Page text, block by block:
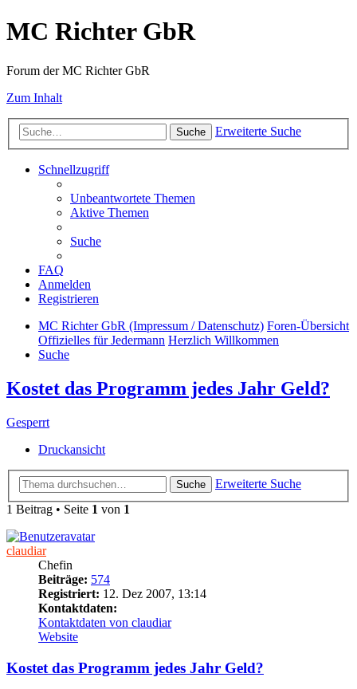
MC Richter GbR
Forum der MC Richter GbR
Zum Inhalt
Suche Erweiterte Suche
Schnellzugriff
Unbeantwortete Themen
Aktive Themen
Suche
FAQ
Anmelden
Registrieren
MC Richter GbR (Impressum / Datenschutz) Foren-Übersicht
Offizielles für Jedermann Herzlich Willkommen
Suche
Kostet das Programm jedes Jahr Geld?
Gesperrt
Druckansicht
Suche
Erweiterte Suche
1 Beitrag • Seite 1 von 1
claudiar
Chefin
Beiträge: 574
Registriert: 12. Dez 2007, 13:14
Kontaktdaten:
Kontaktdaten von claudiar
Website
Kostet das Programm jedes Jahr Geld?